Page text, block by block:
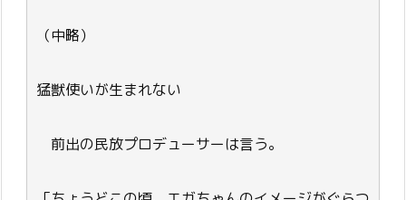
（中略）
猛獣使いが生まれない
前出の民放プロデューサーは言う。